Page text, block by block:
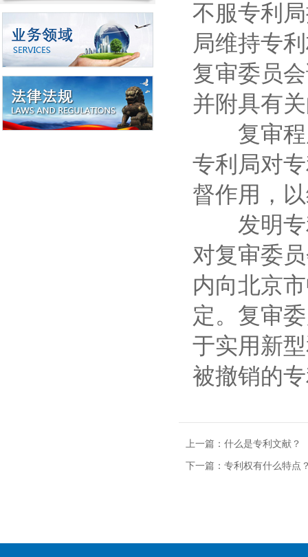
不服专利
局维持专
复审委员
并附具有
复审程序
专利局对
督作用，
发明专利
对复审委
内向北京
定。复审
于实用新
被撤销的
上一篇： 什么是专利文献？
下一篇： 专利权有什么特点